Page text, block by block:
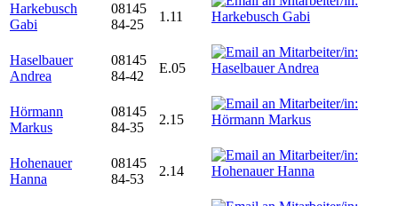
Harkebusch
Gabi
08145
84-25
1.11
Haselbauer
Andrea
08145
84-42
E.05
Hörmann
Markus
08145
84-35
2.15
Hohenauer
Hanna
08145
84-53
2.14